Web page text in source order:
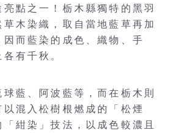
點之一！栃木縣獨特的黑羽
木染織，取自當地藍草再加
因而藍染的成色、織物、手
有千秋。
藍、阿波藍等，而在栃木則
混入松樹根燃成的「松煙
紺染」技法，以成色較濃且